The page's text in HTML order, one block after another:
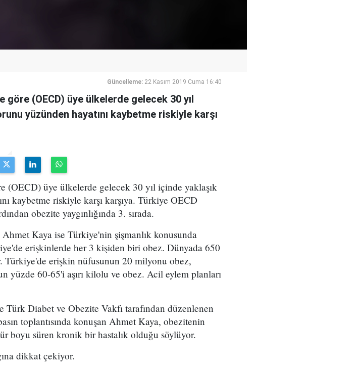
Güncelleme: 22 Kasım 2019 Cuma 16:40
(OECD) üye ülkelerde gelecek 30 yıl
yüzünden hayatını kaybetme riskiyle karşı
üye ülkelerde gelecek 30 yıl içinde yaklaşık
kaybetme riskiyle karşı karşıya. Türkiye OECD
obezite yaygınlığında 3. sırada.
Kaya ise Türkiye'nin şişmanlık konusunda
erişkinlerde her 3 kişiden biri obez. Dünyada 650
erişkin nüfusunun 20 milyonu obez,
yüzde 60-65'i aşırı kilolu ve obez. Acil eylem planları
Diabet ve Obezite Vakfı tarafından düzenlenen
toplantısında konuşan Ahmet Kaya, obezitenin
boyu süren kronik bir hastalık olduğu söylüyor.
dikkat çekiyor.